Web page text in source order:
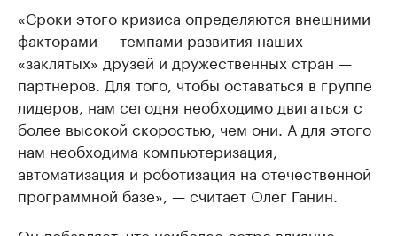
«Сроки этого кризиса определяются внешними
факторами — темпами развития наших
«заклятых» друзей и дружественных стран —
партнеров. Для того, чтобы оставаться в группе
лидеров, нам сегодня необходимо двигаться с
более высокой скоростью, чем они. А для этого
нам необходима компьютеризация,
автоматизация и роботизация на отечественной
программной базе», — считает Олег Ганин.